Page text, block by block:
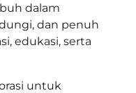
dalam
dan penuh
edukasi, serta
untuk